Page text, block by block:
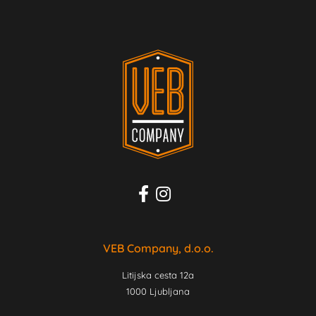
VEB Company, d.o.o.
Litijska cesta 12a
1000 Ljubljana